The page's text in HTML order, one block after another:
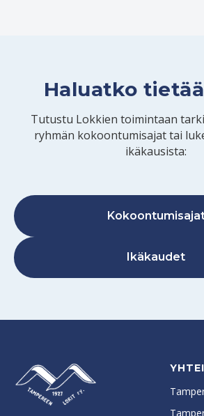
Haluatko
Tutustu Lokkien toimintaan
ryhmän kokoontumisajat tai
ikäkausista:
Ikäkaudet